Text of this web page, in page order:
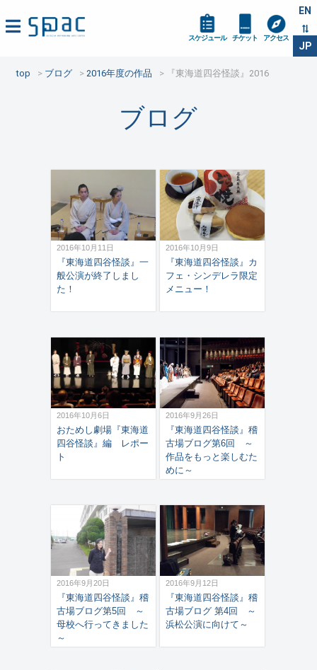
EN
JP
スケジュール チケット アクセス
top ブログ 2016年度の作品 『東海道四谷怪談』2016
ブログ
2016年10月11日
『東海道四谷怪談』一
般公演が終了しまし
た！
2016年10月9日
『東海道四谷怪談』カ
フェ・シンデレラ限定
メニュー！
2016年10月6日
おためし劇場『東海道
四谷怪談』編 レポー
ト
2016年9月26日
『東海道四谷怪談』稽
古場ブログ第6回 ～
作品をもっと楽しむた
めに～
2016年9月20日
『東海道四谷怪談』稽
古場ブログ第5回 ～
母校へ行ってきました
～
2016年9月12日
『東海道四谷怪談』稽
古場ブログ 第4回 ～
浜松公演に向けて～